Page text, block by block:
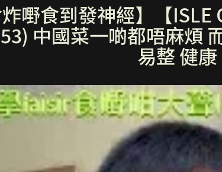
炸嘢食到發神經】【ISLE
中國菜一啲都唔麻煩
易整 健康